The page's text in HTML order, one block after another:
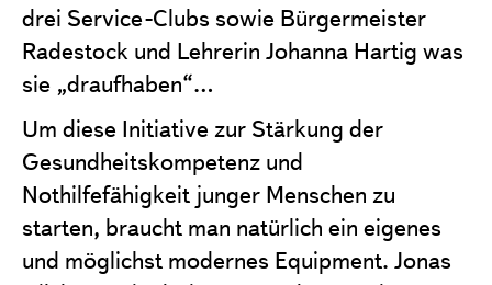
drei Service-Clubs sowie Bürgermeister
Radestock und Lehrerin Johanna Hartig was
sie „draufhaben“…
Um diese Initiative zur Stärkung der
Gesundheitskompetenz und
Nothilfefähigkeit junger Menschen zu
starten, braucht man natürlich ein eigenes
und möglichst modernes Equipment. Jonas